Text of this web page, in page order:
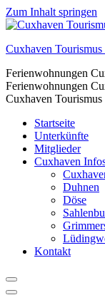
Zum Inhalt springen
Cuxhaven
Ferienwohnungen
Ferienwohnungen
Cuxhaven Tourismus
Startseite
Unterkünfte
Mitglieder
Cuxhaven
Duhnen
Döse
Kontakt